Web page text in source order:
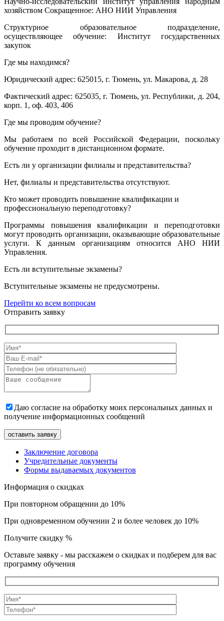
хозяйством Сокращенное: АНО НИИ Управления
Структурное образовательное подразделение,
осуществляющее обучение: Институт государственных
закупок
Где мы находимся?
Юридический адрес: 625015, г. Тюмень, ул. Макарова, д. 28
Фактический адрес: 625035, г. Тюмень, ул. Республики, д. 204,
корп. 1, оф. 403, 406
Где мы проводим обучение?
Мы работаем по всей Российской Федерации, поскольку
обучение проходит в дистанционном формате.
Есть ли у организации филиалы и представительства?
Нет, филиалы и представительства отсутствуют.
Кто может проводить повышение квалификации и
профессиональную переподготовку?
Программы повышения квалификации и переподготовки
могут проводить организации, оказывающие образовательные
услуги. К данным организациям относится АНО НИИ
Управления.
Есть ли вступительные экзамены?
Вступительные экзамены не предусмотрены.
Перейти ко всем вопросам
Отправить заявку
Даю согласие на обработку моих персональных данных и
получение информационных сообщений
Заключение договора
Учредительные документы
Формы выдаваемых документов
Информация о скидках
При повторном обращении до 10%
При одновременном обучении 2 и более человек до 10%
Получите скидку %
Оставьте заявку - мы расскажем о скидках и подберем для вас
программу обучения